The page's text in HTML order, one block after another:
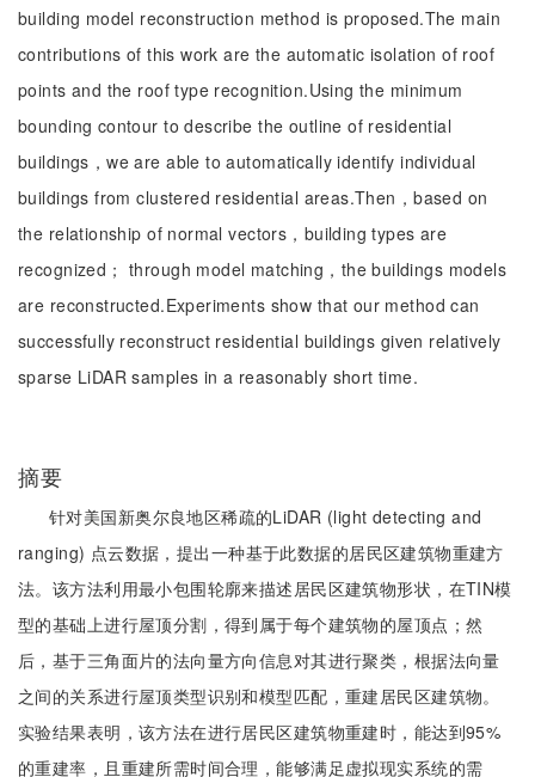
building model reconstruction method is proposed.The main
contributions of this work are the automatic isolation of roof
points and the roof type recognition.Using the minimum
bounding contour to describe the outline of residential
buildings，we are able to automatically identify individual
buildings from clustered residential areas.Then，based on
the relationship of normal vectors，building types are
recognized； through model matching，the buildings models
are reconstructed.Experiments show that our method can
successfully reconstruct residential buildings given relatively
sparse LiDAR samples in a reasonably short time.
摘要
针对美国新奥尔良地区稀疏的LiDAR (light detecting and
ranging) 点云数据，提出一种基于此数据的居民区建筑物重建方
法。该方法利用最小包围轮廓来描述居民区建筑物形状，在TIN模
型的基础上进行屋顶分割，得到属于每个建筑物的屋顶点；然
后，基于三角面片的法向量方向信息对其进行聚类，根据法向量
之间的关系进行屋顶类型识别和模型匹配，重建居民区建筑物。
实验结果表明，该方法在进行居民区建筑物重建时，能达到95%
的重建率，且重建所需时间合理，能够满足虚拟现实系统的需